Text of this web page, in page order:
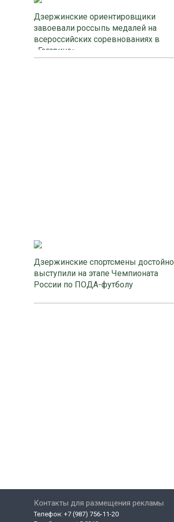
Дзержинские ориентировщики
завоевали россыпь медалей на
всероссийских соревнованиях в
«Гагарино»
Дзержинские спортсмены достойно
выступили на этапе Чемпионата
России по ПОДА-футболу
Контакты для размещения рекламы
Телефон: +7 (987) 756-11-20